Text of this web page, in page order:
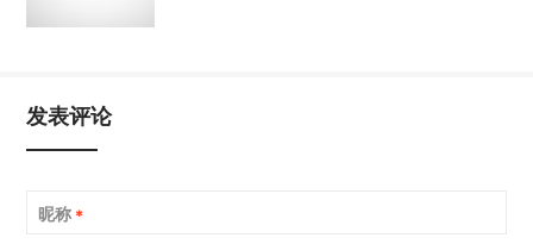
发表评论
昵称 *